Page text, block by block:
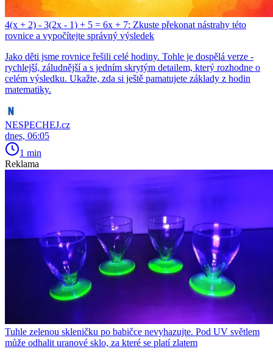
4(x + 2) - 3(2x - 1) + 5 = 6x + 7: Zkuste překonat nástrahy této
rovnice a vypočítejte správný výsledek
Jako děti jsme rovnice řešili celé hodiny. Tohle je dospělá verze -
rychlejší, záludnější a s jedním skrytým detailem, který rozhodne o
celém výsledku. Ukažte, zda si ještě pamatujete základy z hodin
matematiky.
NESPECHEJ.cz
dnes, 06:05
1 min
Reklama
Tuhle zelenou skleničku po babičce nevyhazujte. Pod UV světlem
může odhalit uranové sklo, za které se platí zlatem